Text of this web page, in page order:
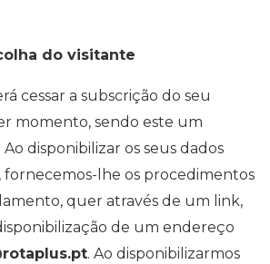
do visitante
cessar a subscrição do seu
momento, sendo este um
Ao disponibilizar os seus dados
fornecemos-lhe os procedimentos
quer através de um link,
de um endereço
. Ao disponibilizarmos